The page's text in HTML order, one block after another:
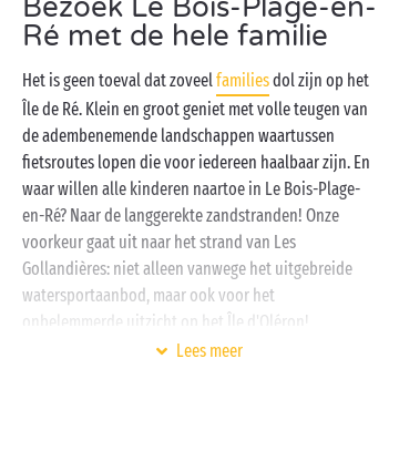
landschappen en dankzij uw Sandaya-camping kunt
comfortabele, volledig ingerichtestacaravanof op
een ruimekampeerplaats. Naast een weergaloze
locatie op een boogscheut van deoceaanwacht u
tijdens uw verblijf in Le Bois-Plage-en-Ré ook een
prachtig activiteitenaanbod: fitness, petanque, yoga
… En dan vergeten we nog de vele watersporten
waarvoor u op het nabijgelegen strand terechtkunt.
Weet u al waarmee u wilt beginnen?
Bezoek Le Bois-Plage-en-
Ré met de hele familie
Het is geen toeval dat zoveelfamiliesdol zijn op het
Île de Ré. Klein en groot geniet met volle teugen van
de adembenemende landschappen waartussen
fietsroutes lopen die voor iedereen haalbaar zijn. En
waar willen alle kinderen naartoe in Le Bois-Plage-
en-Ré? Naar de langgerekte zandstranden! Onze
voorkeur gaat uit naar het strand van Les
Gollandières: niet alleen vanwege het uitgebreide
watersportaanbod, maar ook voor het
onbelemmerde uitzicht op het Île d'Oléron!
Lees meer